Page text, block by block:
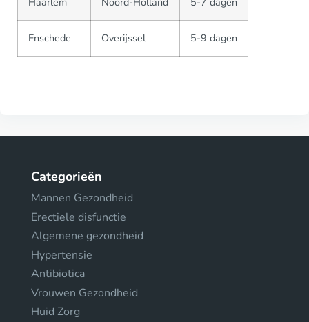
Enschede Overijssel 5-9 dagen
Categorieën
Mannen Gezondheid
Erectiele disfunctie
Algemene gezondheid
Hypertensie
Antibiotica
Vrouwen Gezondheid
Huid Zorg